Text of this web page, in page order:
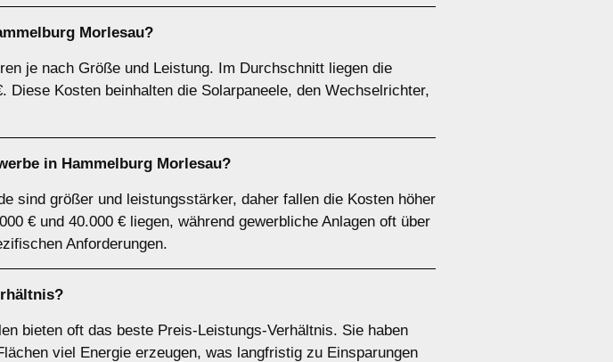
Morlesau?
je nach Größe und Leistung. Im Durchschnitt liegen die
Kosten beinhalten die Solarpaneele, den Wechselrichter,
in Hammelburg Morlesau?
sind größer und leistungsstärker, daher fallen die Kosten höher
€ und 40.000 € liegen, während gewerbliche Anlagen oft über
Anforderungen.
bieten oft das beste Preis-Leistungs-Verhältnis. Sie haben
viel Energie erzeugen, was langfristig zu Einsparungen